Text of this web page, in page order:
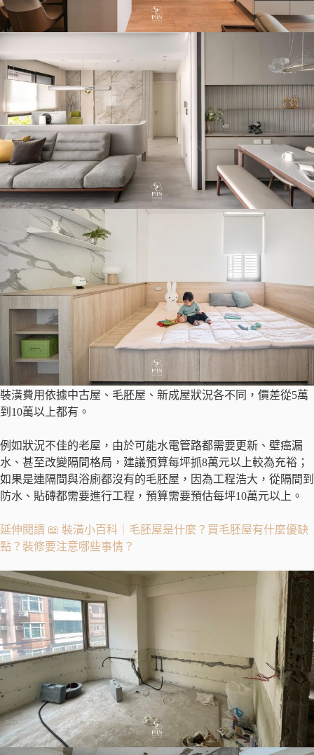
裝潢費用依據中古屋、毛胚屋、新成屋狀況各不同，價差從5萬
到10萬以上都有。
例如狀況不佳的老屋，由於可能水電管路都需要更新、壁癌漏
水、甚至改變隔間格局，建議預算每坪抓8萬元以上較為充裕；
如果是連隔間與浴廁都沒有的毛胚屋，因為工程浩大，從隔間到
防水、貼磚都需要進行工程，預算需要預估每坪10萬元以上。
延伸閱讀 📖 裝潢小百科｜毛胚屋是什麼？買毛胚屋有什麼優缺
點？裝修要注意哪些事情？